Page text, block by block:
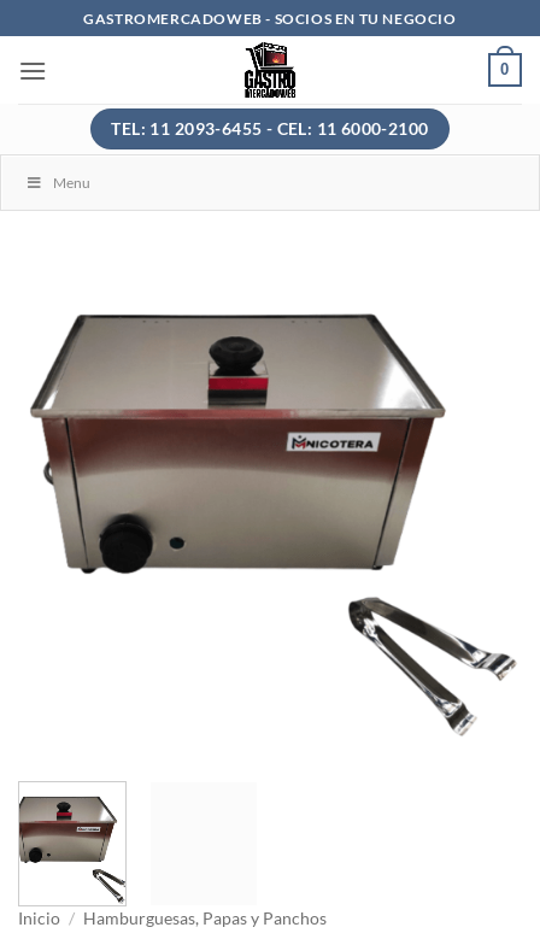
al
contenido
GASTROMERCADOWEB - SOCIOS EN TU NEGOCIO
0
TEL: 11 2093-6455 - CEL: 11 6000-2100
Menu
Inicio / Hamburguesas, Papas y Panchos